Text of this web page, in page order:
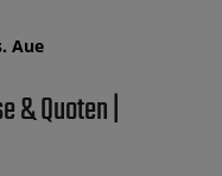
Aue
& Quoten |